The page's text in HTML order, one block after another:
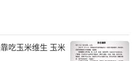
吃玉米维生 玉米